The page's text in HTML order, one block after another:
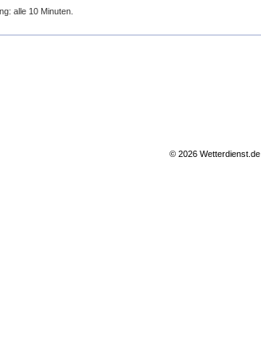
alle 10 Minuten.
© 2026 Wetterdienst.de